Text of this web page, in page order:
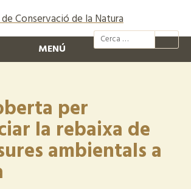
@xcn.cat
MENÚ
per
la rebaixa de
ambientals a